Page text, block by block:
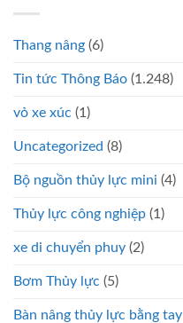
Thang nâng (6)
Tin tức Thông Báo (1.248)
vỏ xe xúc (1)
Uncategorized (8)
Bộ nguồn thủy lực mini (4)
Thủy lực công nghiệp (1)
xe di chuyển phuy (2)
Bơm Thủy lực (5)
Bàn nâng thủy lực bằng tay